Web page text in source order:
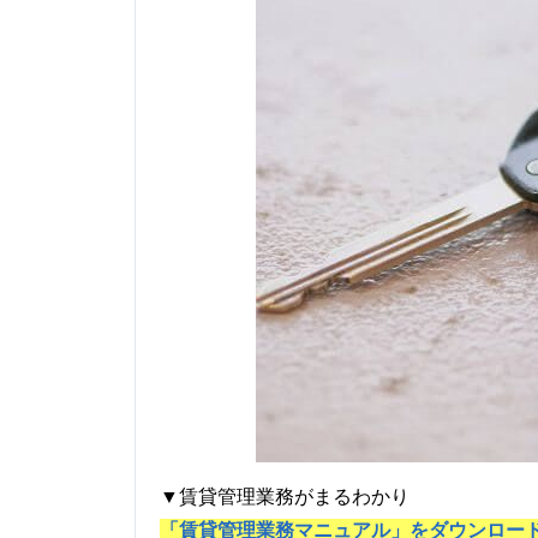
▼賃貸管理業務がまるわかり
「賃貸管理業務マニュアル」をダウンロー